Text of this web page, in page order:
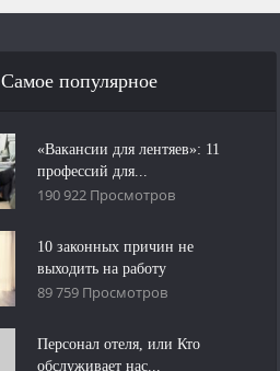
Самое популярное
«Вакансии для лентяев»: 11
профессий для...
190 922 Просмотров
10 законных причин не
выходить на работу
89 759 Просмотров
Персонал отеля, или Кто
обслуживает нас...